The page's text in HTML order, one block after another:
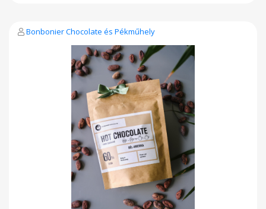
Bonbonier Chocolate és Pékműhely